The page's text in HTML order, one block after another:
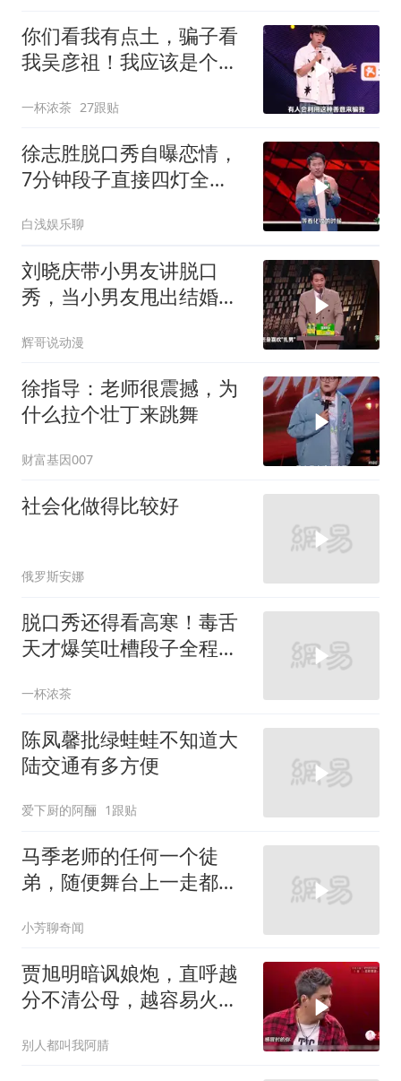
你们看我有点土，骗子看
我吴彦祖！我应该是个大
一杯浓茶 27跟贴
徐志胜脱口秀自曝恋情，
7分钟段子直接四灯全
白浅娱乐聊
刘晓庆带小男友讲脱口
秀，当小男友甩出结婚
辉哥说动漫
徐指导：老师很震撼，为
什么拉个壮丁来跳舞
财富基因007
社会化做得比较好
俄罗斯安娜
脱口秀还得看高寒！毒舌
天才爆笑吐槽段子全程笑
一杯浓茶
陈凤馨批绿蛙蛙不知道大
陆交通有多方便
爱下厨的阿酾 1跟贴
马季老师的任何一个徒
弟，随便舞台上一走都得
小芳聊奇闻
贾旭明暗讽娘炮，直呼越
分不清公母，越容易火
别人都叫我阿腈